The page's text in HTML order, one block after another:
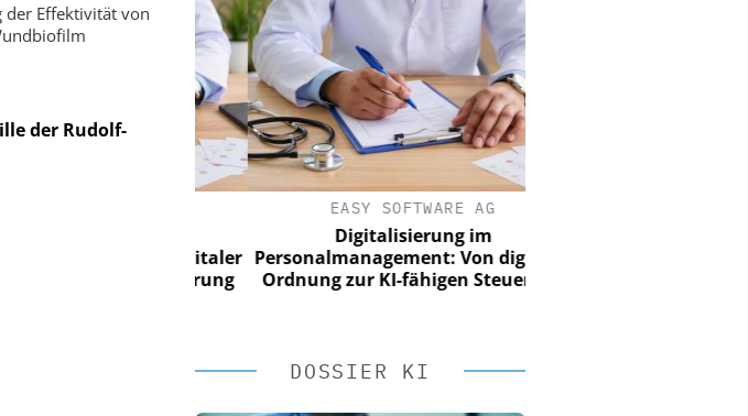
Effektivität von
der Rudolf-
Von digitaler
EASY SOFTWARE AG
Digitalisierung im
Personalmanagement: Von digitaler
Ordnung zur KI-fähigen Steuerung
DOSSIER KI